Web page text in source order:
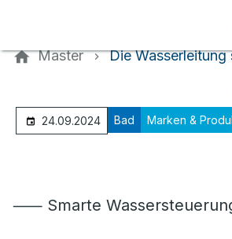
Master Die Wasserleitung
24.09.2024 Bad Marken &
⸺ Smarte Wassersteuerung